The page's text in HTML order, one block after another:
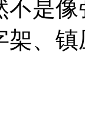
不是
架、